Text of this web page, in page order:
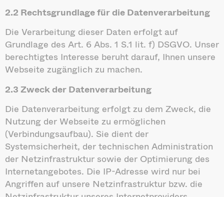
2.2 Rechtsgrundlage für die Datenverarbeitung
Die Verarbeitung dieser Daten erfolgt auf
Grundlage des Art. 6 Abs. 1 S.1 lit. f) DSGVO. Unser
berechtigtes Interesse beruht darauf, Ihnen unsere
Webseite zugänglich zu machen.
2.3 Zweck der Datenverarbeitung
Die Datenverarbeitung erfolgt zu dem Zweck, die
Nutzung der Webseite zu ermöglichen
(Verbindungsaufbau). Sie dient der
Systemsicherheit, der technischen Administration
der Netzinfrastruktur sowie der Optimierung des
Internetangebotes. Die IP-Adresse wird nur bei
Angriffen auf unsere Netzinfrastruktur bzw. die